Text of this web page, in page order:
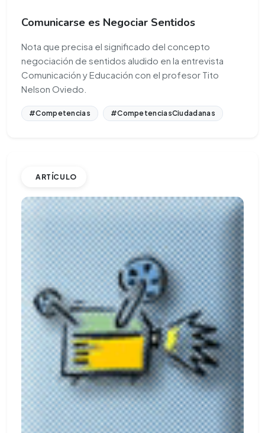
Comunicarse es Negociar Sentidos
Nota que precisa el significado del concepto
negociación de sentidos aludido en la entrevista
Comunicación y Educación con el profesor Tito
Nelson Oviedo.
#Competencias #CompetenciasCiudadanas
ARTÍCULO